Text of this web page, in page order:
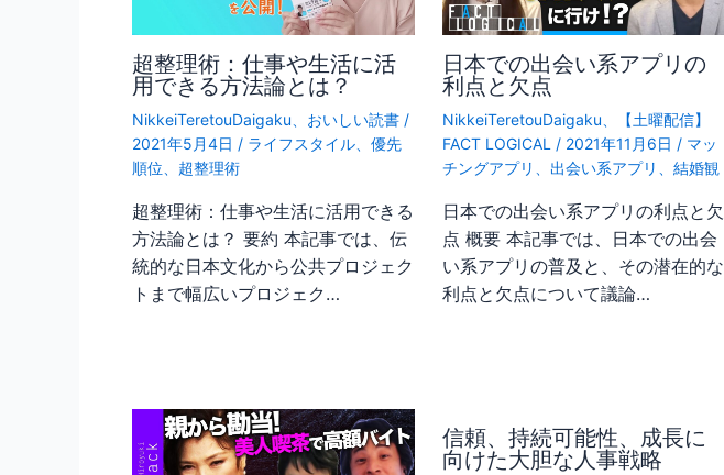
超整理術：仕事や生活に活
用できる方法論とは？
NikkeiTeretouDaigaku おいしい読書 /
2021年5月4日 / ライフスタイル
優先
順位
超整理術
超整理術：仕事や生活に活用できる
方法論とは？ 要約 本記事では、伝
統的な日本文化から公共プロジェク
トまで幅広いプロジェク…
日本での出会い系アプリの
利点と欠点
NikkeiTeretouDaigaku
【土曜配信】
FACT LOGICAL / 2021年11月6日 / マッ
チングアプリ
、出会い系アプリ 、結婚観
日本での出会い系アプリの利点と欠
点 概要 本記事では、日本での出会
い系アプリの普及と、その潜在的な
利点と欠点について議論…
信頼、持続可能性、成長に
向けた大胆な人事戦略